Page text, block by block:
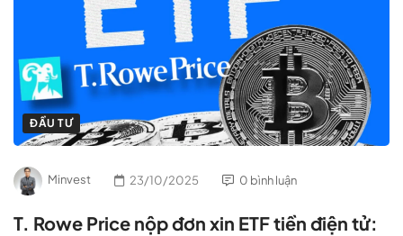
ĐẦU TƯ
Minvest 23/10/2025 0 bình luận
T. Rowe Price nộp đơn xin ETF tiền điện tử: